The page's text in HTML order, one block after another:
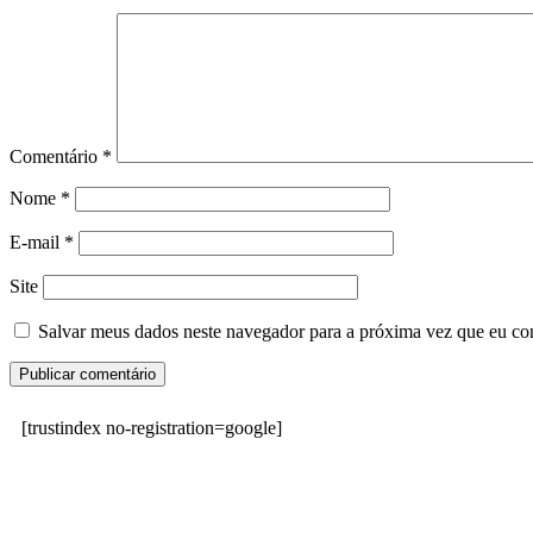
Comentário *
Nome *
E-mail *
Site
Salvar meus dados neste navegador para a próxima vez que eu
[trustindex no-registration=google]